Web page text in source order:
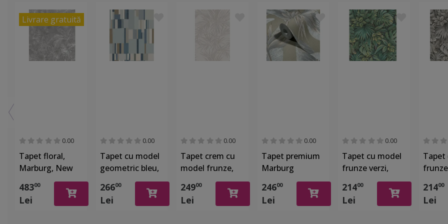
Livrare gratuită
0.00
Tapet floral,
Marburg, New
Spirit 32752,
212x270 cm
48300
Lei
0.00
Tapet cu model
geometric bleu,
Home Design
24944
26600
Lei
0.00
Tapet crem cu
model frunze,
Sirpi 24600
24900
Lei
0.00
Tapet premium
Marburg
Whisper 36465
bej nisipiu cu
frunze tropicale
24600
Lei
0.00
Tapet cu model
frunze verzi,
Botanica 33304
21400
Lei
Tapet
21400
Lei